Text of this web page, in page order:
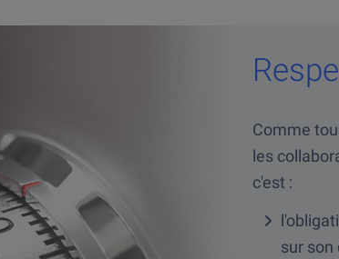
Comme
les
c'est :
sur son